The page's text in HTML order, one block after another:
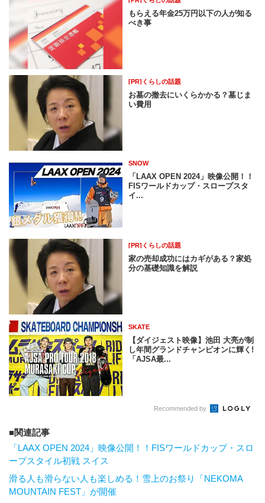
もらえる年金25万円以下の人が知る
べき事
[PR]くらしの話題
お墓の撤去にいくらかかる？墓じま
い費用
SNOW
「LAAX OPEN 2024」映像公開！！
FISワールドカップ・スロープスタ
イ...
[PR]くらしの話題
家の売却成功にはカギがある？家処
分の基礎知識を解説
SKATE
【ダイジェスト映像】池田 大亮が制
し年間グランドチャンピオンに輝く!
「AJSA最...
Recommended by
関連記事
「LAAX OPEN 2024」映像公開！！FISワールドカップ・スロ
ープスタイル初戦 スイス
滑る人も滑らない人も楽しめる！雪上のお祭り「NEKOMA
MOUNTAIN FEST」が開催